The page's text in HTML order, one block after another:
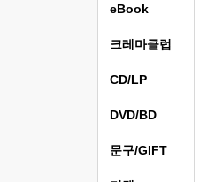
eBook
크레마클럽
CD/LP
DVD/BD
문구/GIFT